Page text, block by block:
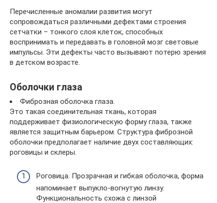
Перечисленные аномалии развития могут
сопровождаться различными дефектами строения
сетчатки – тонкого слоя клеток, способных
воспринимать и передавать в головной мозг световые
импульсы. Эти дефекты часто вызывают потерю зрения
в детском возрасте.
Оболочки глаза
Фиброзная оболочка глаза.
Это такая соединительная ткань, которая
поддерживает физиологическую форму глаза, также
является защитным барьером. Структура фиброзной
оболочки предполагает наличие двух составляющих:
роговицы и склеры.
Роговица. Прозрачная и гибкая оболочка, форма
напоминает выпукло-вогнутую линзу.
Функциональность схожа с линзой